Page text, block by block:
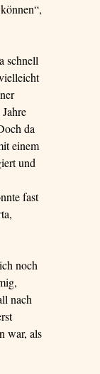
schnell
da
einem
und
fast
noch
nach
war, als